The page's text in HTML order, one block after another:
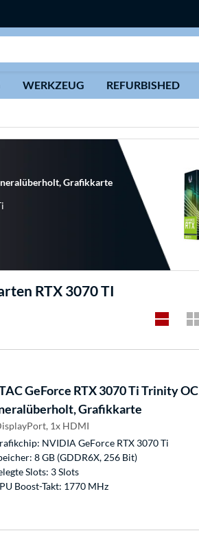
WERKZEUG REFURBISHED
Grafikkarte
RTX 3070 TI
GeForce RTX 3070 Ti Trinity OC
Grafikkarte
1x HDMI
NVIDIA GeForce RTX 3070 Ti
8 GB (GDDR6X, 256 Bit)
Slots: 3 Slots
Boost-Takt: 1770 MHz